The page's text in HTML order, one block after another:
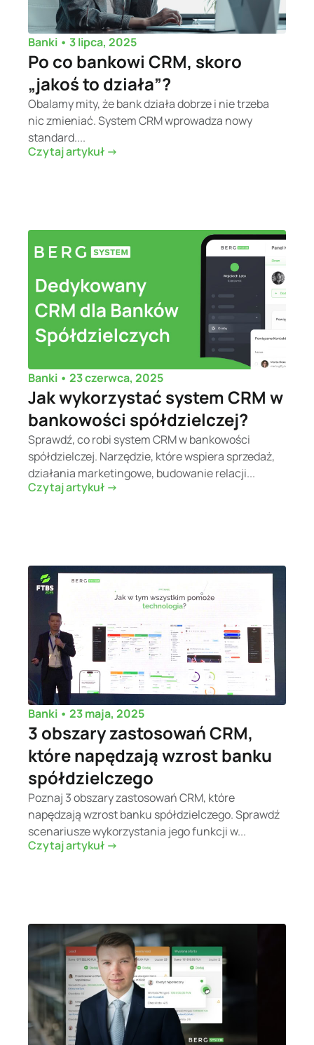
Banki • 3 lipca, 2025
Po co bankowi CRM, skoro
„jakoś to działa”?
Obalamy mity, że bank działa dobrze i nie trzeba
nic zmieniać. System CRM wprowadza nowy
standard....
Czytaj artykuł ->
Banki • 23 czerwca, 2025
Jak wykorzystać system CRM w
bankowości spółdzielczej?
Sprawdź, co robi system CRM w bankowości
spółdzielczej. Narzędzie, które wspiera sprzedaż,
działania marketingowe, budowanie relacji...
Czytaj artykuł ->
Banki • 23 maja, 2025
3 obszary zastosowań CRM,
które napędzają wzrost banku
spółdzielczego
Poznaj 3 obszary zastosowań CRM, które
napędzają wzrost banku spółdzielczego. Sprawdź
scenariusze wykorzystania jego funkcji w...
Czytaj artykuł ->